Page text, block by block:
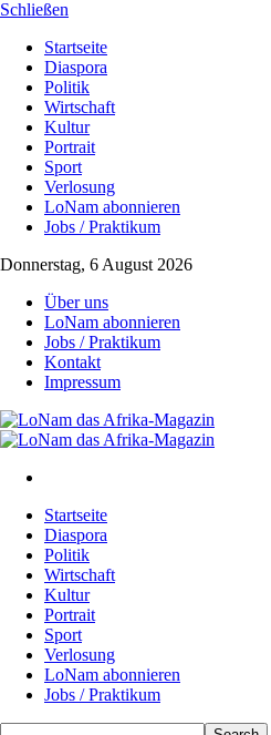
Schließen
Startseite
Diaspora
Politik
Wirtschaft
Kultur
Portrait
Sport
Verlosung
LoNam abonnieren
Jobs / Praktikum
Donnerstag, 6 August 2026
Über uns
LoNam abonnieren
Jobs / Praktikum
Kontakt
Impressum
Startseite
Diaspora
Politik
Wirtschaft
Kultur
Portrait
Sport
Verlosung
LoNam abonnieren
Jobs / Praktikum